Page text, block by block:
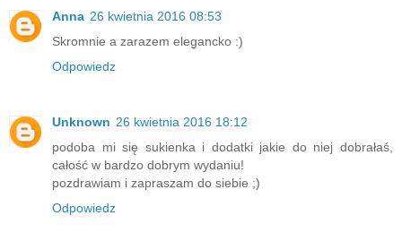
Anna 26 kwietnia 2016 08:53
Skromnie a zarazem elegancko :)
Odpowiedz
Unknown 26 kwietnia 2016 18:12
podoba mi się sukienka i dodatki jakie do niej dobrałaś,
całość w bardzo dobrym wydaniu!
pozdrawiam i zapraszam do siebie ;)
Odpowiedz